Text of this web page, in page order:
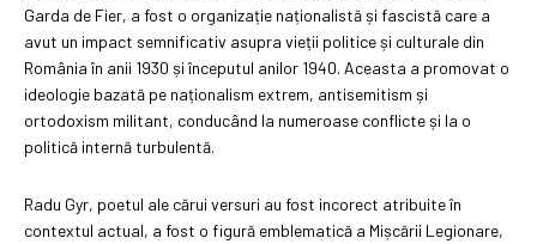
Garda de Fier, a fost o organizație naționalistă și fascistă care a
avut un impact semnificativ asupra vieții politice și culturale din
România în anii 1930 și începutul anilor 1940. Aceasta a promovat o
ideologie bazată pe naționalism extrem, antisemitism și
ortodoxism militant, conducând la numeroase conflicte și la o
politică internă turbulentă.
Radu Gyr, poetul ale cărui versuri au fost incorect atribuite în
contextul actual, a fost o figură emblematică a Mișcării Legionare,